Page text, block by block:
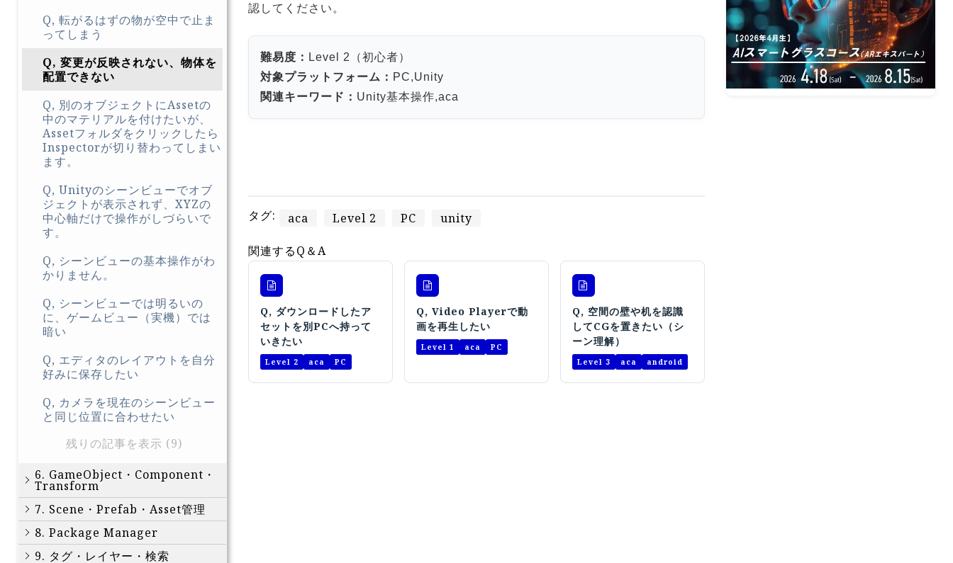
Q, 転がるはずの物が空中で止ま
ってしまう
Q, 変更が反映されない、物体を
配置できない
Q, 別のオブジェクトにAssetの
中のマテリアルを付けたいが、
Assetフォルダをクリックしたら
Inspectorが切り替わってしまい
ます。
Q, Unityのシーンビューでオブ
ジェクトが表示されず、XYZの
中心軸だけで操作がしづらいで
す。
Q, シーンビューの基本操作がわ
かりません。
Q, シーンビューでは明るいの
に、ゲームビュー（実機）では
暗い
Q, エディタのレイアウトを自分
好みに保存したい
Q, カメラを現在のシーンビュー
と同じ位置に合わせたい
残りの記事を表示 (9)
6. GameObject・Component・
Transform
7. Scene・Prefab・Asset管理
8. Package Manager
9. タグ・レイヤー・検索
認してください。
難易度： Level 2（初心者）
対象プラットフォーム： PC,Unity
関連キーワード： Unity基本操作,aca
タグ: aca Level 2 PC unity
関連するQ＆A
Q, ダウンロードしたア
セットを別PCへ持って
いきたい
Level 2 aca PC
Q, Video Playerで動
画を再生したい
Level 1 aca PC
Q, 空間の壁や机を認識
してCGを置きたい（シ
ーン理解）
Level 3 aca android